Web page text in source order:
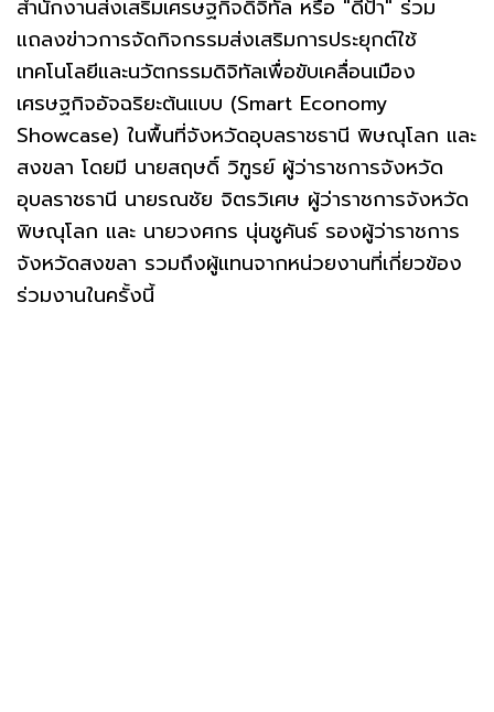
สำนักงานส่งเสริมเศรษฐกิจดิจิทัล หรือ "ดีป้า" ร่วม
แถลงข่าวการจัดกิจกรรมส่งเสริมการประยุกต์ใช้
เทคโนโลยีและนวัตกรรมดิจิทัลเพื่อขับเคลื่อนเมือง
เศรษฐกิจอัจฉริยะต้นแบบ (Smart Economy
Showcase) ในพื้นที่จังหวัดอุบลราชธานี พิษณุโลก และ
สงขลา โดยมี นายสฤษดิ์ วิฑูรย์ ผู้ว่าราชการจังหวัด
อุบลราชธานี นายรณชัย จิตรวิเศษ ผู้ว่าราชการจังหวัด
พิษณุโลก และ นายวงศกร นุ่นชูคันธ์ รองผู้ว่าราชการ
จังหวัดสงขลา รวมถึงผู้แทนจากหน่วยงานที่เกี่ยวข้อง
ร่วมงานในครั้งนี้